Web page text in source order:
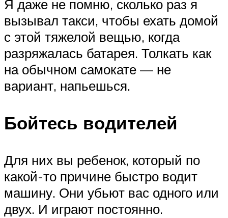
Я даже не помню, сколько раз я
вызывал такси, чтобы ехать домой
с этой тяжелой вещью, когда
разряжалась батарея. Толкать как
на обычном самокате — не
вариант, напьешься.
Бойтесь водителей
Для них вы ребенок, который по
какой-то причине быстро водит
машину. Они убьют вас одного или
двух. И играют постоянно.